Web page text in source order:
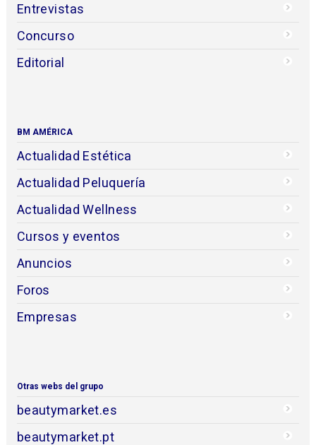
Entrevistas
Concurso
Editorial
BM AMÉRICA
Actualidad Estética
Actualidad Peluquería
Actualidad Wellness
Cursos y eventos
Anuncios
Foros
Empresas
Otras webs del grupo
beautymarket.es
beautymarket.pt